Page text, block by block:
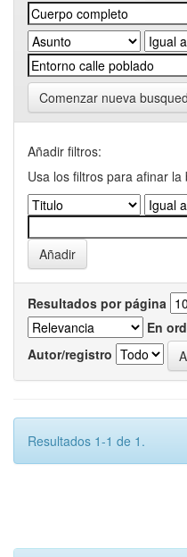
Comenzar nueva
Añadir filtros:
Usa los filtros para afinar la
Resultados por página
En
Autor/registro
Resultados 1-1 de 1.